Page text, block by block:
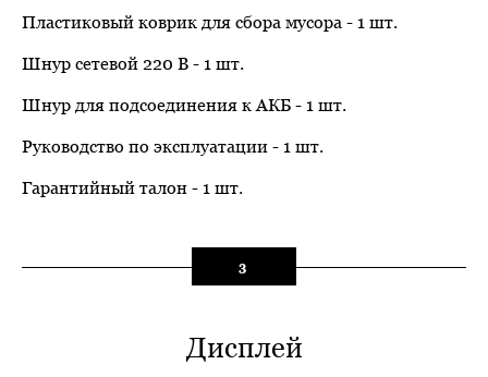
Пластиковый коврик для сбора мусора - 1 шт.
Шнур сетевой 220 В - 1 шт.
Шнур для подсоединения к АКБ - 1 шт.
Руководство по эксплуатации - 1 шт.
Гарантийный талон - 1 шт.
3
Дисплей